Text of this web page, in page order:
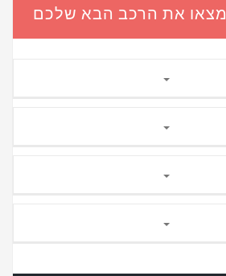
מצאו את הרכב הבא שלכם